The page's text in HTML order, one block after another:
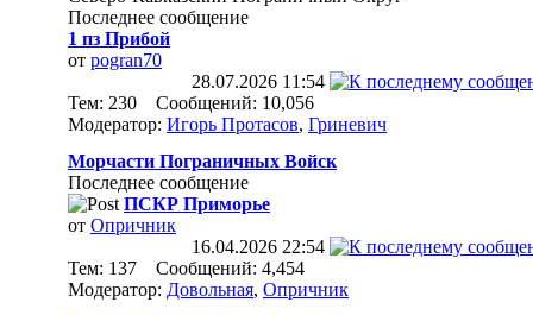
Последнее сообщение
1 пз Прибой
от pogran70
28.07.2026 11:54
Тем: 230 Сообщений: 10,056
Модератор: Игорь Протасов, Гриневич
Морчасти Пограничных Войск
Последнее сообщение
ПСКР Приморье
от Опричник
16.04.2026 22:54
Тем: 137 Сообщений: 4,454
Модератор: Довольная, Опричник